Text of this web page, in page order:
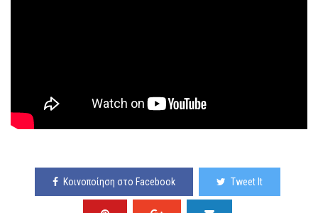
Κοινοποίηση στο Facebook Tweet It